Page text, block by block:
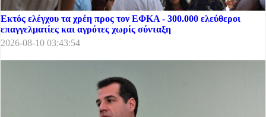
Εκτός ελέγχου τα χρέη προς τον ΕΦΚΑ - 300.000 ελεύθεροι
επαγγελματίες και αγρότες χωρίς σύνταξη
2026-08-10 03:43:54